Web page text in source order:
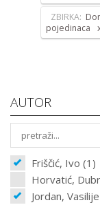
ZBIRKA:
pojedinaca
AUTOR
Friščić, Ivo (1)
Horvatić,
Jordan,